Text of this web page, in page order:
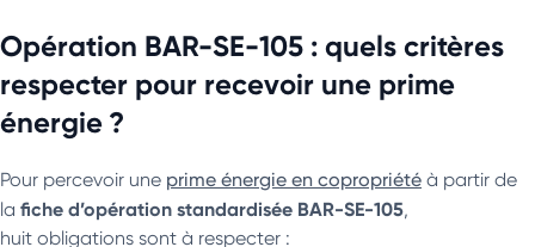
Opération BAR-SE-105 : quels critères
respecter pour recevoir une prime
énergie ?
Pour percevoir une prime énergie en copropriété à partir de
la fiche d’opération standardisée BAR-SE-105,
huit obligations sont à respecter :